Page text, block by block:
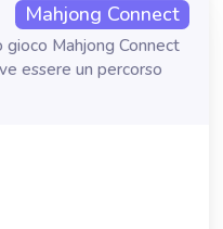
Mahjong Connect
Mahjong Connect
essere un percorso